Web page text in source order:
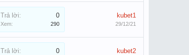
Trả lời: 0
Xem: 290
kubet1
29/12/21
Trả lời: 0 kubet2